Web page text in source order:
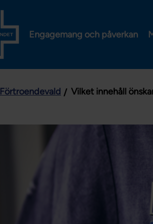
Engagemang och påverkan
Förtroendevald Vilket innehåll